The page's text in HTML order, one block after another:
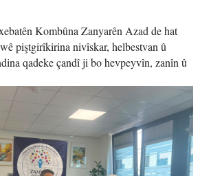
Kombûna Zanyarên Azad de hat
piştgirîkirina nivîskar, helbestvan û
qadeke çandî ji bo hevpeyvîn, zanîn û